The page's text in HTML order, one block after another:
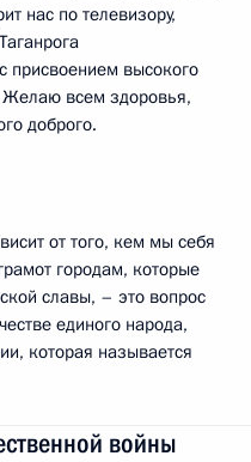
нас по телевизору,
присвоением высокого
Желаю всем здоровья,
доброго.
от того, кем мы себя
городам, которые
славы, – это вопрос
единого народа,
которая называется
войны